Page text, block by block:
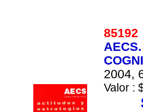
2004,
Valor :